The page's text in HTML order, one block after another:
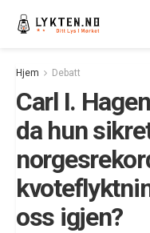
Hjem Debatt
Carl I.
da hun
oss igjen?